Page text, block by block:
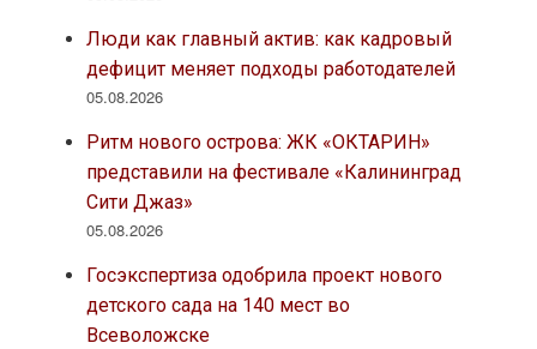
Люди как главный актив: как кадровый
дефицит меняет подходы работодателей
05.08.2026
Ритм нового острова: ЖК «ОКТАРИН»
представили на фестивале «Калининград
Сити Джаз»
05.08.2026
Госэкспертиза одобрила проект нового
детского сада на 140 мест во
Всеволожске